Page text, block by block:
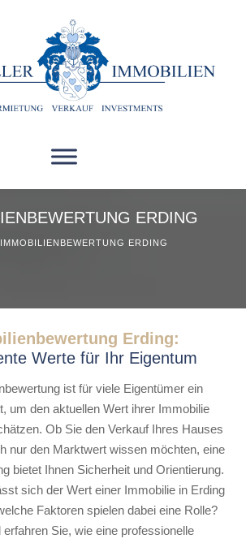
ERDING
IMMOBILIENBEWERTUNG ERDING
Erding:
Werte für Ihr Eigentum
ist für viele Eigentümer ein
um den aktuellen Wert ihrer Immobilie
Ob Sie den Verkauf Ihres Hauses
nur den Marktwert wissen möchten, eine
bietet Ihnen Sicherheit und Orientierung.
sich der Wert einer Immobilie in Erding
Faktoren spielen dabei eine Rolle?
erfahren Sie, wie eine professionelle